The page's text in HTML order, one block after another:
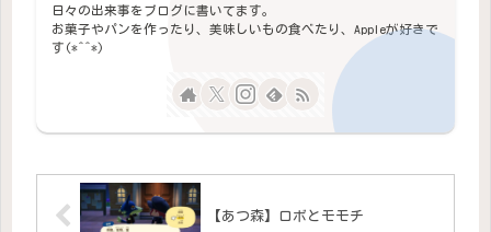
日々の出来事をブログに書いてます。
お菓子やパンを作ったり、美味しいもの食べたり、Appleが好きで
す(*^^*)
【あつ森】ロボとモモチ